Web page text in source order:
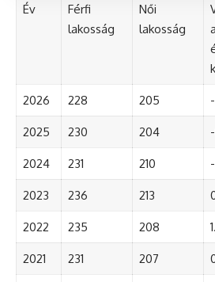
Év
Férfi
lakosság
Női
lakosság
2026 228 205
2025 230 204
2024 231 210
2023 236 213
2022 235 208
2021 231 207